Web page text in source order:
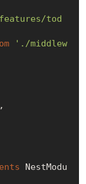
tod
'./middlew
NestModu